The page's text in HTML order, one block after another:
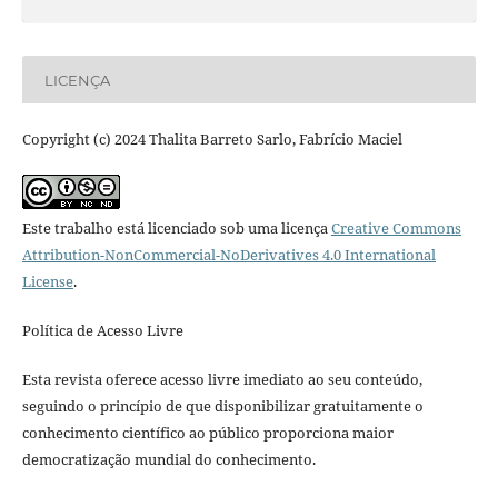
LICENÇA
Copyright (c) 2024 Thalita Barreto Sarlo, Fabrício Maciel
Este trabalho está licenciado sob uma licençaCreative Commons
Attribution-NonCommercial-NoDerivatives 4.0 International
License.
Política de Acesso Livre
Esta revista oferece acesso livre imediato ao seu conteúdo,
seguindo o princípio de que disponibilizar gratuitamente o
conhecimento científico ao público proporciona maior
democratização mundial do conhecimento.